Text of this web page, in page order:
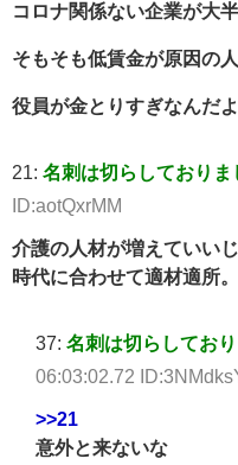
コロナ関係ない企業が大
そもそも低賃金が原因の
役員が金とりすぎなんだ
21: 名刺は切らしておりま
ID:aotQxrMM
介護の人材が増えていいじ
時代に合わせて適材適所。
37: 名刺は切らしてお
06:03:02.72
>>21
意外と来ないな